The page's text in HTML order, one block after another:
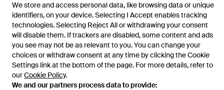
We store and access personal data, like browsing data or unique
identifiers, on your device. Selecting I Accept enables tracking
technologies. Selecting Reject All or withdrawing your consent
will disable them. If trackers are disabled, some content and ads
you see may not be as relevant to you. You can change your
choices or withdraw consent at any time by clicking the Cookie
Settings link at the bottom of the page. For more details, refer to
ourCookie Policy.
We and our partners process data to provide:
Ayuda e información